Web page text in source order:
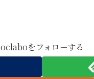
oclaboをフォローする